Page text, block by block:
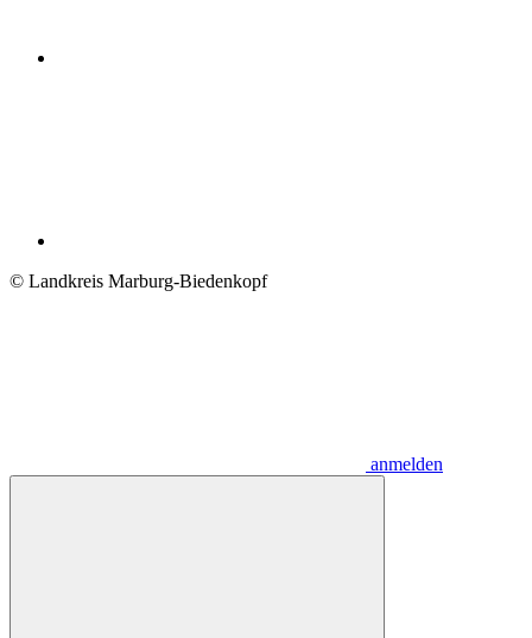
© Landkreis Marburg-Biedenkopf
anmelden